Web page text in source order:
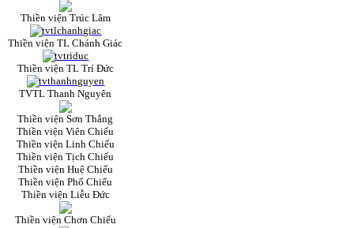
Thiền viện Trúc Lâm
Thiền viện TL Chánh Giác
Thiền viện TL Trí Đức
TVTL Thanh Nguyên
Thiền viện Sơn Thắng
Thiền viện Viên Chiếu
Thiền viện Linh Chiếu
Thiền viện Tịch Chiếu
Thiền viện Huệ Chiếu
Thiền viện Phổ Chiếu
Thiền viện Liễu Đức
Thiền viện Chơn Chiếu